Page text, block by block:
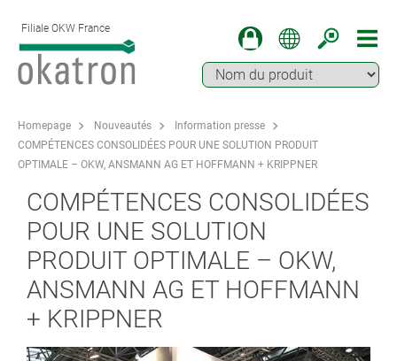
Filiale OKW France
Homepage Nouveautés
Information presse
COMPÉTENCES CONSOLIDÉES POUR UNE SOLUTION PRODUIT
OPTIMALE – OKW, ANSMANN AG ET HOFFMANN + KRIPPNER
COMPÉTENCES CONSOLIDÉES
POUR UNE SOLUTION
PRODUIT OPTIMALE – OKW,
ANSMANN AG ET HOFFMANN
+ KRIPPNER